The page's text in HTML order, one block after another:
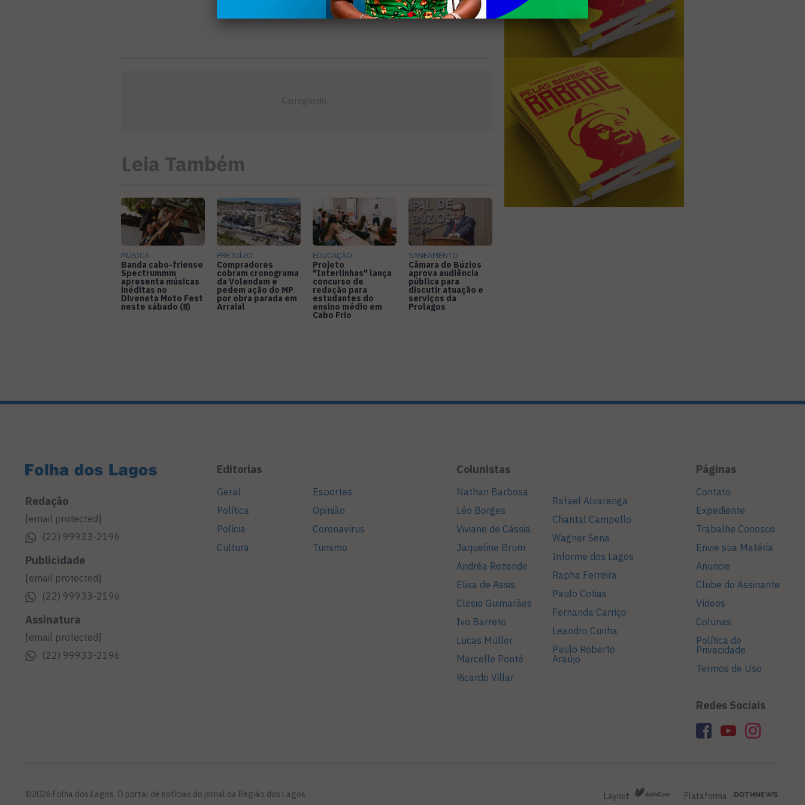
Leia Também
MÚSICA
Banda cabo-friense
Spectrummm
apresenta músicas
inéditas no
Diveneta Moto Fest
neste sábado (8)
PREJUÍZO
Compradores
cobram cronograma
da Volendam e
pedem ação do MP
por obra parada em
Arraial
EDUCAÇÃO
Projeto
"Interlinhas" lança
concurso de
redação para
estudantes do
ensino médio em
Cabo Frio
SANEAMENTO
Câmara de Búzios
aprova audiência
pública para
discutir atuação e
serviços da
Prolagos
Redação
[email protected]
(22) 99933-2196
Publicidade
[email protected]
(22) 99933-2196
Assinatura
[email protected]
(22) 99933-2196
Editorias
Geral
Política
Polícia
Cultura
Esportes
Opinião
Coronavírus
Turismo
Colunistas
Nathan Barbosa
Léo Borges
Viviane de Cássia
Jaqueline Brum
Andréa Rezende
Elisa de Assis
Clesio Guimarães
Ivo Barreto
Lucas Müller
Marcelle Ponté
Ricardo Villar
Rafael Alvarenga
Chantal Campello
Wagner Sena
Informe dos Lagos
Rapha Ferreira
Paulo Cotias
Fernanda Carriço
Leandro Cunha
Paulo Roberto
Araújo
Páginas
Contato
Expediente
Trabalhe Conosco
Envie sua Matéria
Anuncie
Clube do Assinante
Vídeos
Colunas
Política de
Privacidade
Termos de Uso
Redes Sociais
©2026 Folha dos Lagos. O portal de notícias do jornal da Região dos Lagos Layout Plataforma